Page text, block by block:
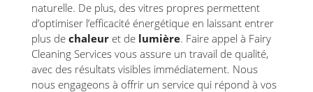
naturelle. De plus, des vitres propres permettent
d’optimiser l’efficacité énergétique en laissant entrer
plus de chaleuret de lumière. Faire appel à Fairy
Cleaning Services vous assure un travail de qualité,
avec des résultats visibles immédiatement. Nous
nous engageons à offrir un service qui répond à vos